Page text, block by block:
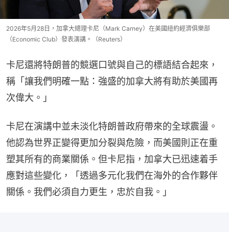
2026年5月28日，加拿大總理卡尼（Mark Carney）在美國紐約經濟俱樂部
（Economic Club）發表演講。（Reuters）
卡尼還將特朗普的競選口號與自己的標語結合起來，
稱「讓我們明確一點：強盛的加拿大將有助於美國再
次偉大。」
卡尼在演講中並未淡化特朗普政府帶來的全球震盪。
他認為世界正變得更加分裂與危險，而美國則正在重
塑其所有的商業關係。但卡尼指，加拿大已迅速着手
應對這些變化，「透過多元化我們在海外的合作夥伴
關係。我們必須自力更生，忠於自我。」